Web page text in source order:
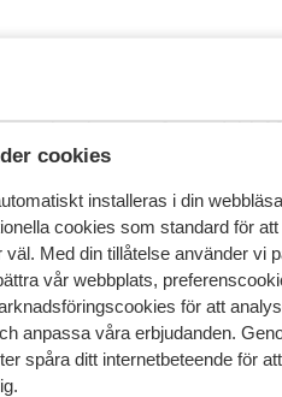
cookies
installeras i din
cookies som standard för
Med din tillåtelse använder vi
vår webbplats,
för att
anpassa våra erbjudanden.
spåra ditt internetbeteende för
upplevelser av vår produkt.
Fantastisk
bien situé, propre avec
est très sympa.
bien situé, propre avec
est très sympa.
till svenska
Ensam förälder